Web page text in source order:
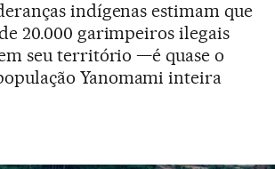
indígenas estimam que
20.000 garimpeiros ilegais
seu território —é quase o
Yanomami inteira